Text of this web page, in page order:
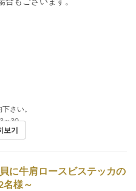
さい。
~ 30
보기
に牛肩ロースビステッカの
様～